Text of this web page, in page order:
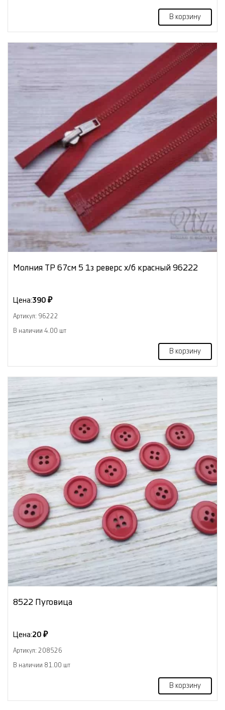
В корзину
Молния ТР 67см 5 1з реверс х/б красный 96222
Цена:390 ₽
Артикул: 96222
В наличии 4.00 шт
В корзину
8522 Пуговица
Цена:20 ₽
Артикул: 208526
В наличии 81.00 шт
В корзину